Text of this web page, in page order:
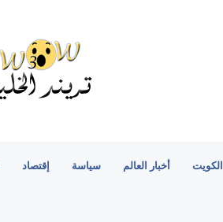
الكويت أخبار العالم سياسة إقتصاد